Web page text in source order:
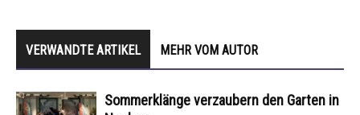
VERWANDTE ARTIKEL MEHR VOM AUTOR
Sommerklänge verzaubern den Garten in